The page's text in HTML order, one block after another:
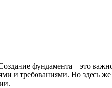
фундамента – это
и требованиями. Но здесь